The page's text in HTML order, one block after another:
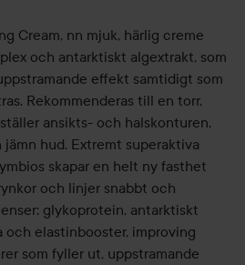
Cream, nn mjuk, härlig creme
och antarktiskt algextrakt, som
effekt samtidigt som
Rekommenderas till en torr,
ansikts- och halskonturen,
hud. Extremt superaktiva
skapar en helt ny fasthet
och linjer snabbt och
glykoprotein, antarktiskt
och elastinbooster, improving
som fyller ut, uppstramande